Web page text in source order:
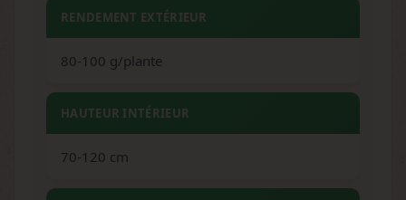
RENDEMENT EXTÉRIEUR
80-100 g/plante
HAUTEUR INTÉRIEUR
70-120 cm